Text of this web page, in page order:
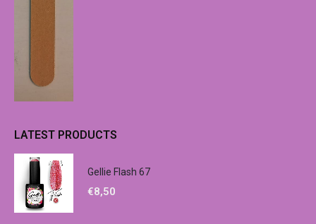
LATEST PRODUCTS
Gellie Flash 67
€8,50